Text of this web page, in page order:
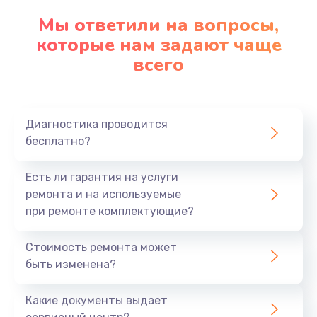
2500 руб.
Заказать
830 руб.
Ремонт подсветки
1200 руб.
Замена электронных компонентов
Мы ответили на вопросы,
которые нам задают чаще
всего
Диагностика проводится
бесплатно?
Есть ли гарантия на услуги
ремонта и на используемые
при ремонте комплектующие?
Стоимость ремонта может
быть изменена?
Какие документы выдает